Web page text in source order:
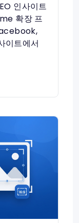
인사이트
확장 프
이트에서